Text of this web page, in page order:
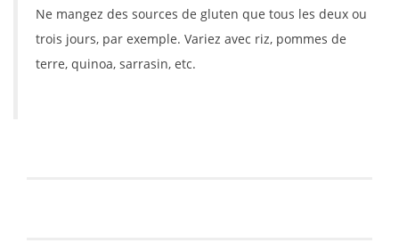
Ne mangez des sources de gluten que tous les deux ou
trois jours, par exemple. Variez avec riz, pommes de
terre, quinoa, sarrasin, etc.